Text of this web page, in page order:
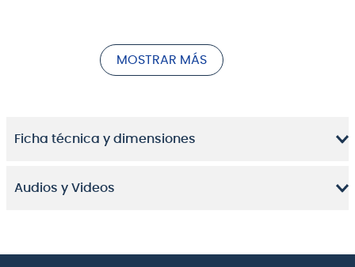
Jatoba tiene un color marrón rojizo y produce un
rango medio rico con un agudo nítido.
Los trastes de tamaño mediano mejoran la precisión
Cuerpo de álamo
MOSTRAR MÁS
Ficha técnica y dimensiones
Audios y Videos